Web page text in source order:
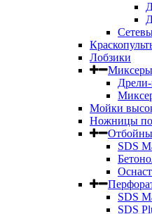
Лобзики
Миксеры
Мойки
Ножницы по
SDS
SDS
SDS